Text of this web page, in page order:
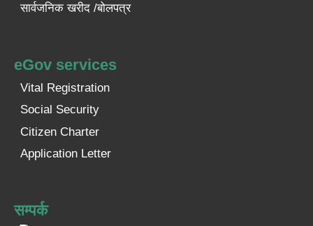
सार्वजनिक खरीद /बोलपत्र
eGov services
Vital Registration
Social Security
Citizen Charter
Application Letter
सम्पर्क